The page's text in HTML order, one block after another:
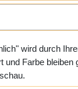
wird durch
Farbe bleiben